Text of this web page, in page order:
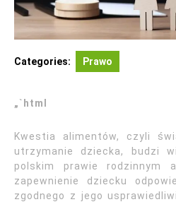
Categories: Prawo
„`html
Kwestia alimentów, czyli
utrzymanie dziecka, budzi
polskim prawie rodzinnym
zapewnienie dziecku
zgodnego z jego